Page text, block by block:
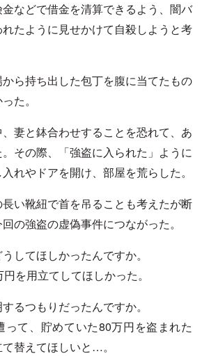
などで借金を清算できるよう、闇バ
たように見せかけて自殺しようと考
ら持ち出した包丁を腹に当てたもの
た。
妻と鉢合わせすることを恐れて、あ
その際、「強盗に入られた」ように
れやドアを開け、部屋を荒らした。
い靴紐で首を吊ることも考えたが断
の強盗の虚偽事件につながった。
してほしかったんですか。
を用立てしてほしかった。
るつもりだったんですか。
って、貯めていた80万円を盗まれた
替えてほしいと…。